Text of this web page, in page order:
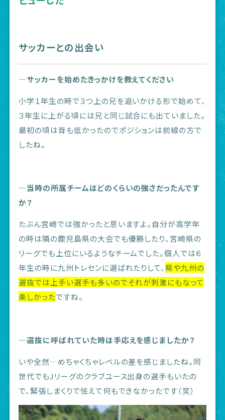
サッカーとの出会い
―サッカーを始めたきっかけを教えてください
小学１年生の時で３つ上の兄を追いかける形で始めて、
３年生に上がる頃には兄と同じ試合にも出ていました。
最初の頃は背も低かったのでポジションは前線の方で
したね。
―当時の所属チームはどのくらいの強さだったんです
か？
たぶん宮崎では強かったと思いますよ。自分が高学年
の時は隣の鹿児島県の大会でも優勝したり、宮崎県の
リーグでも上位にいるようなチームでした。個人では６
年生の時に九州トレセンに選ばれたりして、 県や九州の
選抜では上手い選手も多いのでそれが刺激にもなって
楽しかったですね。
―選抜に呼ばれていた時は手応えを感じましたか？
いや全然…めちゃくちゃレベルの差を感じましたね。同
世代でもJリーグのクラブユース出身の選手もいたの
で、緊張しまくりで怯えて何もできなかったです（笑）